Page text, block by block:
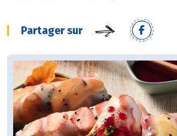
Partager sur